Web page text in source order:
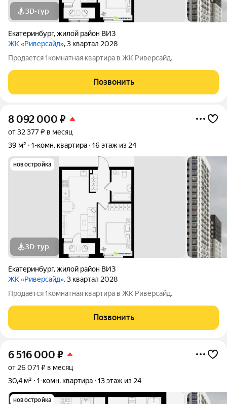
3D-тур
Екатеринбург,жилой район ВИЗ
ЖК «Риверсайд», 3 квартал 2028
Продается 1комнатная квартира в ЖК Риверсайд.
Позвонить
8 092 000 ₽
от 32 377 ₽ в месяц
39 м²
1-комн. квартира 16 этаж из 24
новостройка
3D-тур
Екатеринбург,жилой район ВИЗ
ЖК «Риверсайд», 3 квартал 2028
Продается 1комнатная квартира в ЖК Риверсайд.
Позвонить
6 516 000 ₽
от 26 071 ₽ в месяц
30,4 м²
1-комн. квартира 13 этаж из 24
новостройка